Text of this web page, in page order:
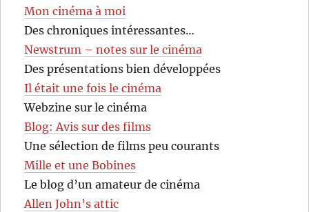
Mon cinéma à moi
Des chroniques intéressantes…
Newstrum – notes sur le cinéma
Des présentations bien développées
Il était une fois le cinéma
Webzine sur le cinéma
Blog: Avis sur des films
Une sélection de films peu courants
Mille et une Bobines
Le blog d’un amateur de cinéma
Allen John’s attic